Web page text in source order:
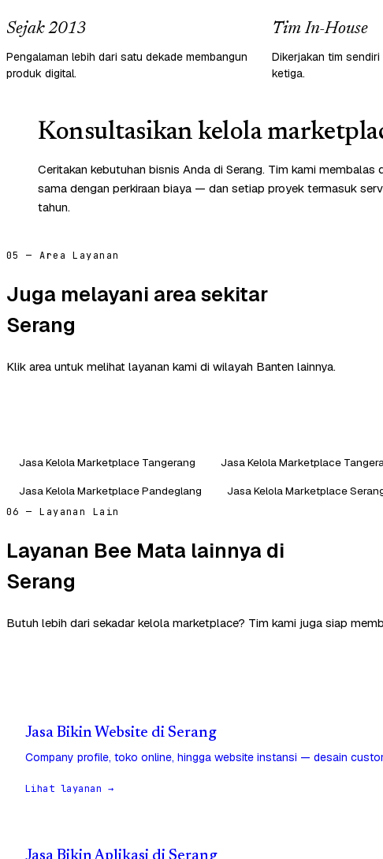
Sejak 2013
Pengalaman lebih dari satu dekade membangun
produk digital.
Tim In-House
Dikerjakan tim
ketiga.
Konsultasikan kelola
Ceritakan kebutuhan bisnis Anda di Serang. Tim kami membalas
sama dengan perkiraan biaya — dan setiap proyek termasuk
tahun.
05 — Area Layanan
Juga melayani area sekitar
Serang
Klik area untuk melihat layanan kami di wilayah Banten lainnya.
Jasa Kelola Marketplace Tangerang Jasa Kelola Marketplace
Jasa Kelola Marketplace Pandeglang
Jasa Kelola Marketplace
06 — Layanan Lain
Layanan Bee Mata lainnya di
Serang
Butuh lebih dari sekadar kelola marketplace? Tim kami juga siap
Jasa Bikin Website di Serang
Company profile, toko online, hingga website instansi — desain
Lihat layanan →